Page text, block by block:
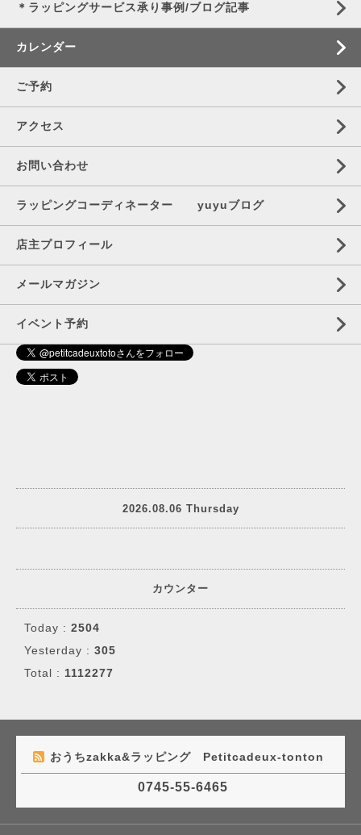
＊ラッピングサービス承り事例/ブログ記事
カレンダー
ご予約
アクセス
お問い合わせ
ラッピングコーディネーター yuyuブログ
店主プロフィール
メールマガジン
イベント予約
2026.08.06 Thursday
カウンター
Today : 2504
Yesterday : 305
Total : 1112277
おうちzakka&ラッピング Petitcadeux-tonton
0745-55-6465